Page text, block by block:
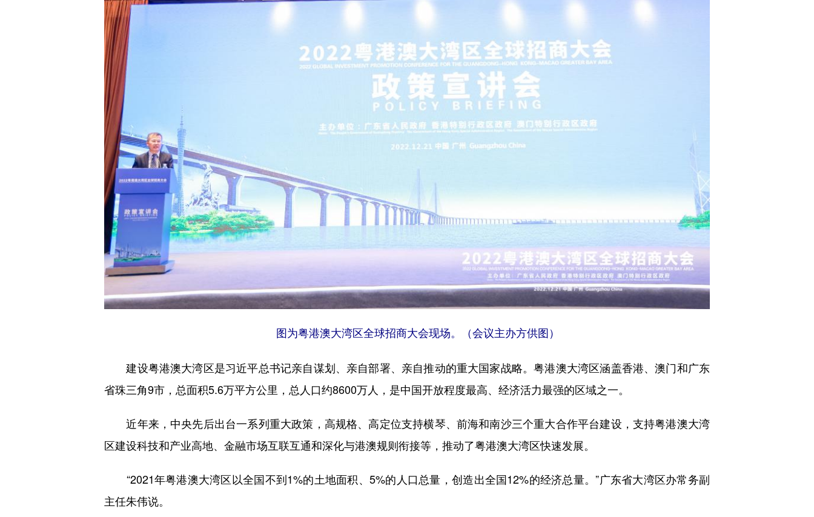
图为粤港澳大湾区全球招商大会现场。（会议主办方供图）
建设粤港澳大湾区是习近平总书记亲自谋划、亲自部署、亲自推动的重大国家战略。粤港澳大湾区涵盖香港、澳门和广东
省珠三角9市，总面积5.6万平方公里，总人口约8600万人，是中国开放程度最高、经济活力最强的区域之一。
近年来，中央先后出台一系列重大政策，高规格、高定位支持横琴、前海和南沙三个重大合作平台建设，支持粤港澳大湾
区建设科技和产业高地、金融市场互联互通和深化与港澳规则衔接等，推动了粤港澳大湾区快速发展。
“2021年粤港澳大湾区以全国不到1%的土地面积、5%的人口总量，创造出全国12%的经济总量。”广东省大湾区办常务副
主任朱伟说。